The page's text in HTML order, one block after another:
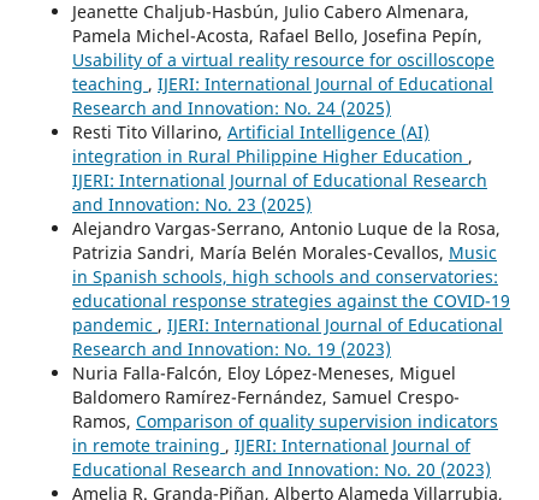
Jeanette Chaljub-Hasbún, Julio Cabero Almenara,
Pamela Michel-Acosta, Rafael Bello, Josefina Pepín,
Usability of a virtual reality resource for oscilloscope
teaching , IJERI: International Journal of Educational
Research and Innovation: No. 24 (2025)
Resti Tito Villarino, Artificial Intelligence (AI)
integration in Rural Philippine Higher Education ,
IJERI: International Journal of Educational Research
and Innovation: No. 23 (2025)
Alejandro Vargas-Serrano, Antonio Luque de la Rosa,
Patrizia Sandri, María Belén Morales-Cevallos, Music
in Spanish schools, high schools and conservatories:
educational response strategies against the COVID-19
pandemic , IJERI: International Journal of Educational
Research and Innovation: No. 19 (2023)
Nuria Falla-Falcón, Eloy López-Meneses, Miguel
Baldomero Ramírez-Fernández, Samuel Crespo-
Ramos, Comparison of quality supervision indicators
in remote training , IJERI: International Journal of
Educational Research and Innovation: No. 20 (2023)
Amelia R. Granda-Piñan, Alberto Alameda Villarrubia,